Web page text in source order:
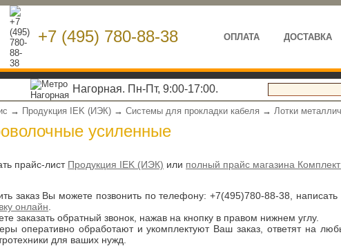
+7 (495) 780-88-38 ОПЛАТА ДОСТАВКА
Нагорная. Пн-Пт, 9:00-17:00.
→ Продукция IEK (ИЭК) →Системы для прокладки кабеля →Лотки
усиленные
прайс-лист Продукция IEK (ИЭК) или полный прайс магазина
заказ Вы можете позвонить по телефону:+7(495)780-88-38 ,
онлайн
заказать обратный звонок, нажав на кнопку в правом нижнем углу.
оперативно обработают и укомплектуют Ваш заказ, ответят на
для ваших нужд.